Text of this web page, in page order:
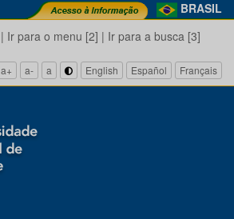
BRASIL
| Ir para o menu [2] | Ir para a busca [3]
a+ a- a English Español Français